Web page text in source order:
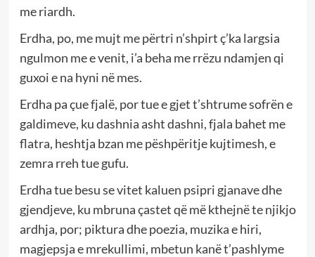
me riardh.
Erdha, po, me mujt me përtri n’shpirt ç’ka largsia
ngulmon me e venit, i’a beha me rrëzu ndamjen qi
guxoi e na hyni në mes.
Erdha pa çue fjalë, por tue e gjet t’shtrume sofrën e
galdimeve, ku dashnia asht dashni, fjala bahet me
flatra, heshtja bzan me pëshpëritje kujtimesh, e
zemra rreh tue gufu.
Erdha tue besu se vitet kaluen psipri gjanave dhe
gjendjeve, ku mbruna çastet që më kthejnë te njikjo
ardhja, por; piktura dhe poezia, muzika e hiri,
magjepsja e mrekullimi, mbetun kanë t’pashlyme